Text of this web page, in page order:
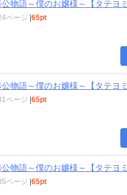
公物語～僕のお嬢様～【タテヨ
ページ |65pt
公物語～僕のお嬢様～【タテヨ
ページ |65pt
公物語～僕のお嬢様～【タテヨ
ページ |65pt